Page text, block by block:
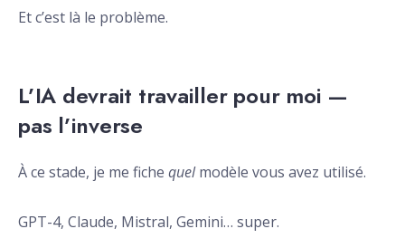
Et c’est là le problème.
L’IA devrait travailler pour moi —
pas l’inverse
À ce stade, je me fiche quelmodèle vous avez utilisé.
GPT-4, Claude, Mistral, Gemini… super.